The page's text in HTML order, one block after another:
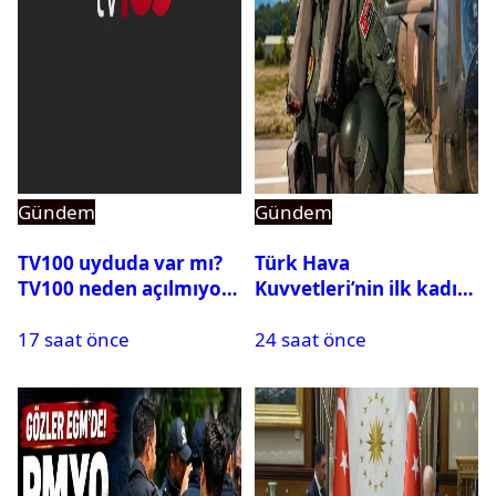
Gündem
TV100 uyduda var mı?
TV100 neden açılmıyor?
17 saat önce
Gündem
Türk Hava
Kuvvetleri’nin ilk kadın
Karapınar hakkında
ortaya çıktı
24 saat önce